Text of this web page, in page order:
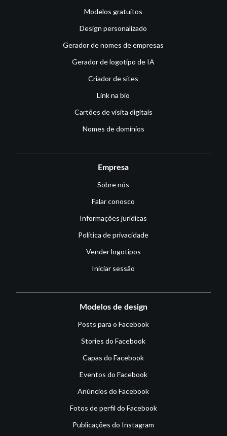
Modelos gratuitos
Design personalizado
Gerador de nomes de empresas
Gerador de logotipo de IA
Criador de sites
Link na bio
Cartões de visita digitais
Nomes de domínios
Empresa
Sobre nós
Falar conosco
Informações jurídicas
Política de privacidade
Vender logotipos
Iniciar sessão
Modelos de design
Posts para o Facebook
Stories do Facebook
Capas do Facebook
Eventos do Facebook
Anúncios do Facebook
Fotos de perfil do Facebook
Publicações do Instagram